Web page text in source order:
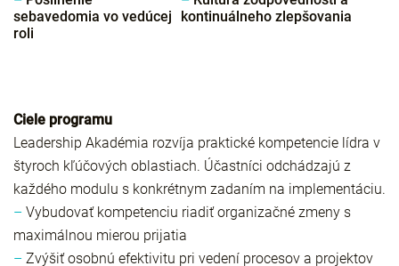
sebavedomia vo vedúcej
roli
kontinuálneho zlepšovania
Ciele programu
Leadership Akadémia rozvíja praktické kompetencie lídra v
štyroch kľúčových oblastiach. Účastníci odchádzajú z
každého modulu s konkrétnym zadaním na implementáciu.
– Vybudovať kompetenciu riadiť organizačné zmeny s
maximálnou mierou prijatia
– Zvýšiť osobnú efektivitu pri vedení procesov a projektov